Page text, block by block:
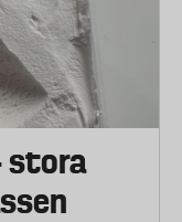
stora